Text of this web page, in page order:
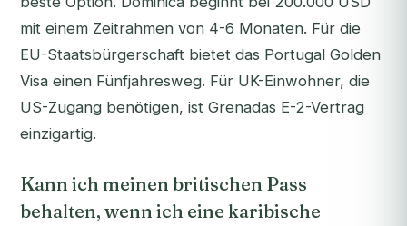
mit einem Zeitrahmen von 4-6 Monaten. Für die
EU-Staatsbürgerschaft bietet das Portugal Golden
Visa einen Fünfjahresweg. Für UK-Einwohner, die
US-Zugang benötigen, ist Grenadas E-2-Vertrag
einzigartig.
Kann ich meinen britischen Pass
behalten, wenn ich eine karibische